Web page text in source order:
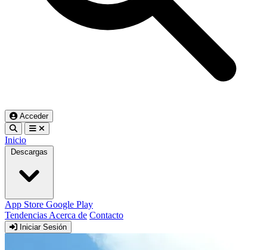
Acceder
Inicio
Descargas
App Store Google Play
Tendencias Acerca de Contacto
Iniciar Sesión